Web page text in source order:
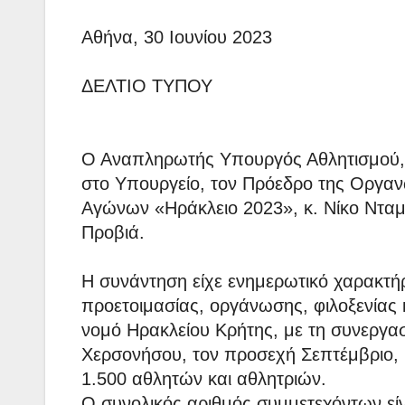
Αθήνα, 30 Ιουνίου 2023
ΔΕΛΤΙΟ ΤΥΠΟΥ
Ο Αναπληρωτής Υπουργός Αθλητισμού,
στο Υπουργείο, τον Πρόεδρο της
Αγώνων «Ηράκλειο 2023», κ. Νίκο
Προβιά.
Η συνάντηση είχε ενημερωτικό
προετοιμασίας, οργάνωσης,
νομό Ηρακλείου Κρήτης, με τη
Χερσονήσου, τον προσεχή
1.500 αθλητών και αθλητριών.